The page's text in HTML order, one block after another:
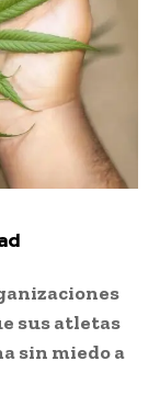
sus atletas
sin miedo a